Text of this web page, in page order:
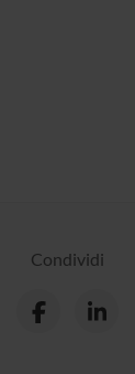
Condividi